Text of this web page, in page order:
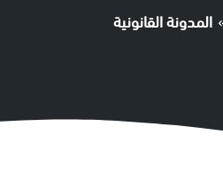
المدونة القانونية